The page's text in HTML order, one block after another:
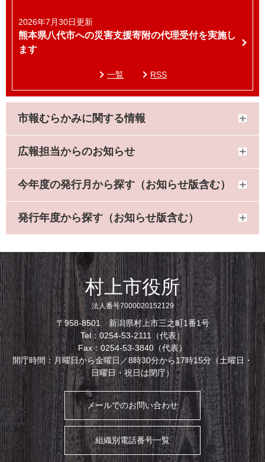
2026年7月30日更新
熊本県八代市への災害支援寄附の代理受付を実施し
ます
一覧 RSS
市報むらかみに関する情報
広報担当からのお知らせ
今年度の発行月から探す（お知らせ版含む）
発行年度から探す（お知らせ版含む）
村上市役所
法人番号7000020152129
〒958-8501 新潟県村上市三之町1番1号
Tel：0254-53-2111（代表）
Fax：0254-53-3840（代表）
開庁時間：月曜日から金曜日／8時30分から17時15分（土曜日・
日曜日・祝日は閉庁）
メールでのお問い合わせ
組織別電話番号一覧